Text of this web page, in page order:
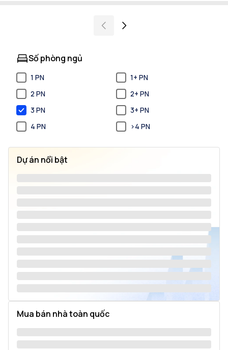
Số phòng ngủ
1 PN
1+ PN
2 PN
2+ PN
3 PN
3+ PN
4 PN
>4 PN
Dự án nổi bật
Mua bán nhà toàn quốc